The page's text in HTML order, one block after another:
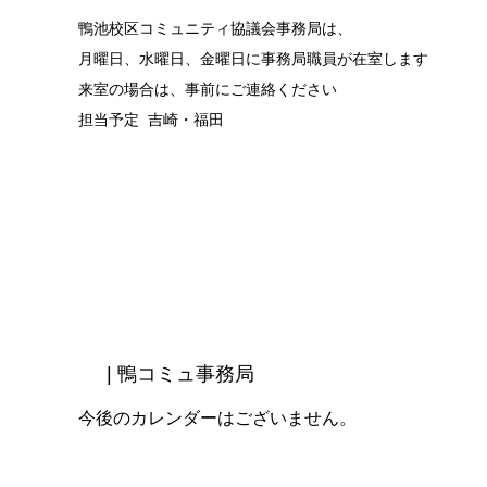
鴨池校区コミュニティ協議会事務局は、
月曜日、水曜日、金曜日に事務局職員が在室します
来室の場合は、事前にご連絡ください
担当予定 吉崎・福田
| 鴨コミュ事務局
今後のカレンダーはございません。